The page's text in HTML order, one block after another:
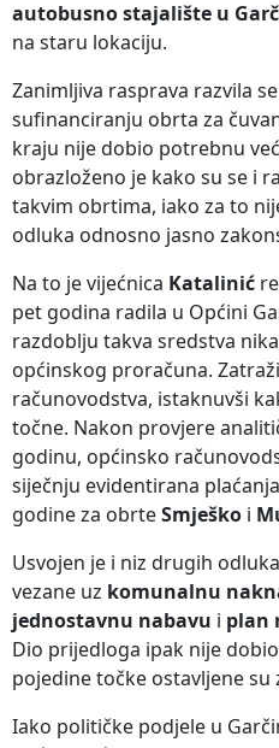
autobusno stajalište u
na staru lokaciju.
Zanimljiva rasprava razvila
sufinanciranju obrta za
kraju nije dobio potrebnu
obrazloženo je kako su se i
takvim obrtima, iako za to
odluka odnosno jasno
Na to je vijećnica Katalinić
pet godina radila u Općini
razdoblju takva sredstva
općinskog proračuna.
računovodstva, istaknuvši
točne. Nakon provjere
godinu, općinsko
siječnju evidentirana
godine za obrteSmješko i
Usvojen je i niz drugih
vezane uz komunalnu
jednostavnu nabavu i plan
Dio prijedloga ipak nije
pojedine točke ostavljene su
Iako političke podjele u